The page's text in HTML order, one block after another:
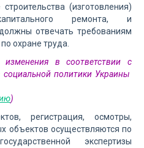
(изготовления)
ремонта, и
отвечать требованиям
охране труда.
в соответствии с
политики Украины
)
регистрация, осмотры,
объектов осуществляются по
экспертизы